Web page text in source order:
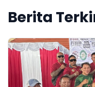
Berita